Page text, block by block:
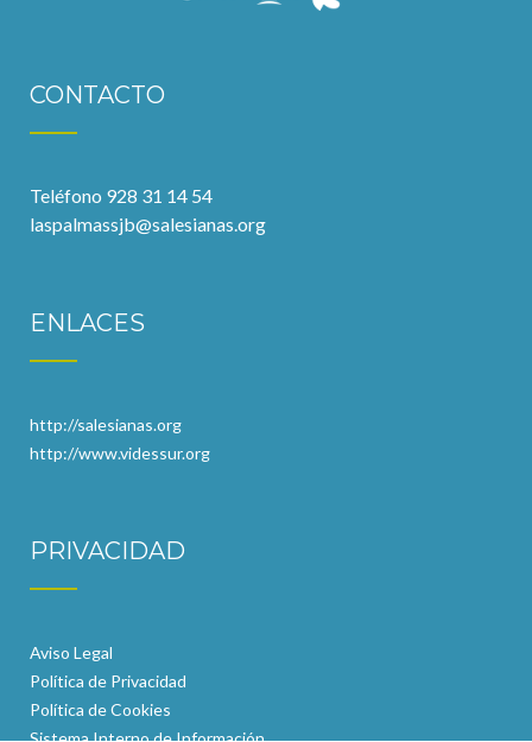
CONTACTO
Teléfono 928 31 14 54
laspalmassjb@salesianas.org
ENLACES
http://salesianas.org
http://www.videssur.org
PRIVACIDAD
Aviso Legal
Política de Privacidad
Política de Cookies
Sistema Interno de Información